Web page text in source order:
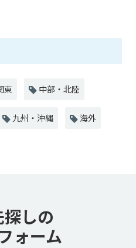
東 中部・北陸
九州・沖縄 海外
しの
ォーム